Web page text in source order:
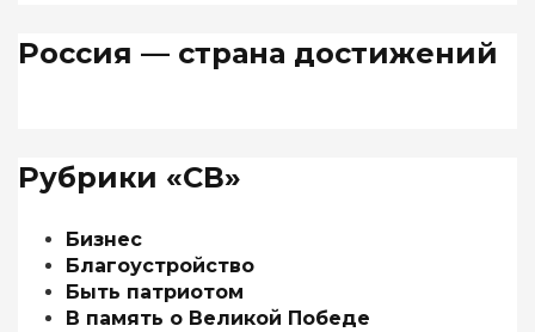
Россия — страна достижений
Рубрики «СВ»
Бизнес
Благоустройство
Быть патриотом
В память о Великой Победе